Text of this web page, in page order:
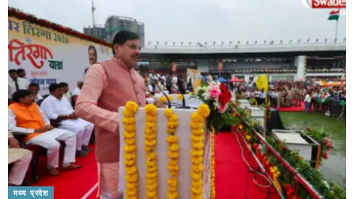
मध्य प्रदेश